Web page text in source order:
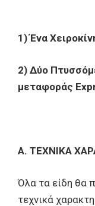
1) Ένα
2) Δύο
μεταφοράς
Α. ΤΕΧΝΙΚΑ
Όλα τα είδη θα
τεχνικά